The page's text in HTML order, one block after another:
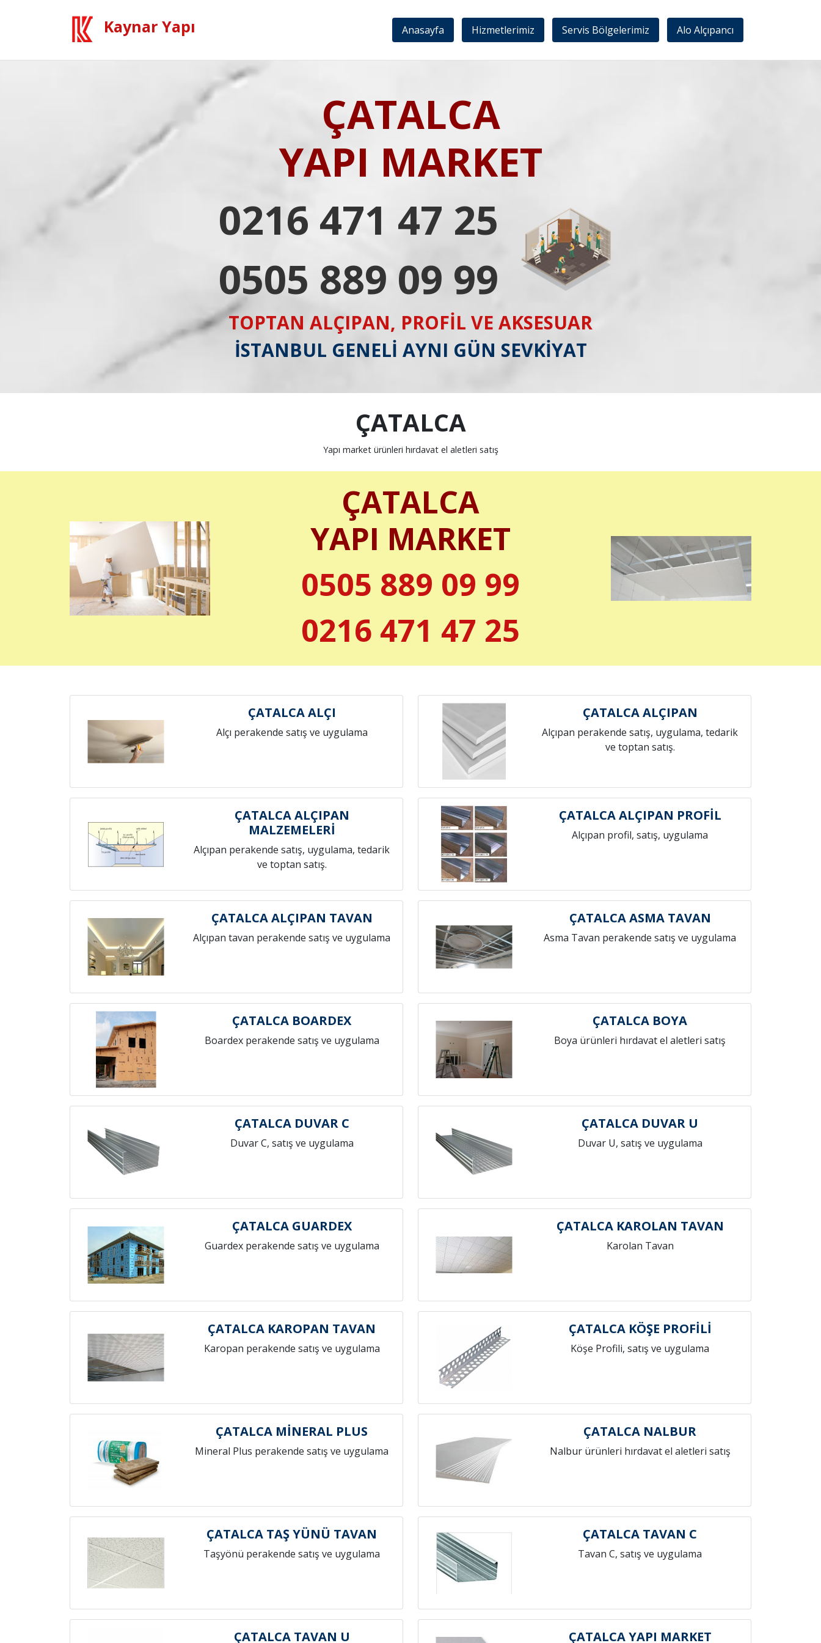
Kaynar Yapı Anasayfa Hizmetlerimiz Servis Bölgelerimiz Alo Alçıpancı
ÇATALCA
YAPI MARKET
0216 471 47 25
0505 889 09 99
TOPTAN ALÇIPAN, PROFİL VE AKSESUAR
İSTANBUL GENELİ AYNI GÜN SEVKİYAT
ÇATALCA
Yapı market ürünleri hırdavat el aletleri satış
ÇATALCA
YAPI MARKET
0505 889 09 99
0216 471 47 25
ÇATALCA ALÇI
Alçı perakende satış ve uygulama
ÇATALCA ALÇIPAN
Alçıpan perakende satış, uygulama, tedarik
ve toptan satış.
ÇATALCA ALÇIPAN
MALZEMELERİ
Alçıpan perakende satış, uygulama, tedarik
ve toptan satış.
ÇATALCA ALÇIPAN PROFİL
Alçıpan profil, satış, uygulama
ÇATALCA ALÇIPAN TAVAN
Alçıpan tavan perakende satış ve uygulama
ÇATALCA ASMA TAVAN
Asma Tavan perakende satış ve uygulama
ÇATALCA BOARDEX
Boardex perakende satış ve uygulama
ÇATALCA BOYA
Boya ürünleri hırdavat el aletleri satış
ÇATALCA DUVAR C
Duvar C, satış ve uygulama
ÇATALCA DUVAR U
Duvar U, satış ve uygulama
ÇATALCA GUARDEX
Guardex perakende satış ve uygulama
ÇATALCA KAROLAN TAVAN
Karolan Tavan
ÇATALCA KAROPAN TAVAN
Karopan perakende satış ve uygulama
ÇATALCA KÖŞE PROFİLİ
Köşe Profili, satış ve uygulama
ÇATALCA MİNERAL PLUS
Mineral Plus perakende satış ve uygulama
ÇATALCA NALBUR
Nalbur ürünleri hırdavat el aletleri satış
ÇATALCA TAŞ YÜNÜ TAVAN
Taşyönü perakende satış ve uygulama
ÇATALCA TAVAN C
Tavan C, satış ve uygulama
ÇATALCA TAVAN U ÇATALCA YAPI MARKET